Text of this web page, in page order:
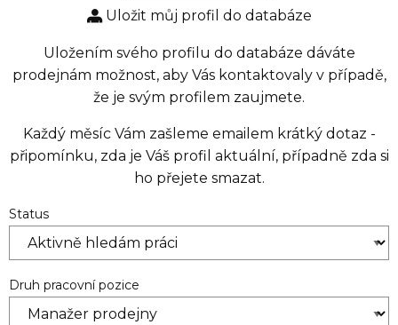
Uložit můj profil do databáze
Uložením svého profilu do databáze dáváte
prodejnám možnost, aby Vás kontaktovaly v případě,
že je svým profilem zaujmete.
Každý měsíc Vám zašleme emailem krátký dotaz -
připomínku, zda je Váš profil aktuální, případně zda si
ho přejete smazat.
Status
Druh pracovní pozice